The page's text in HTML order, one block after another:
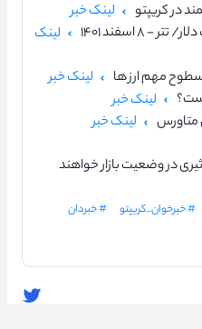
در کریپتو
لینک خبر
۸ اسفند ۱۴۰۱
لینک
مهم ارز ها
لینک خبر
لینک خبر
متاورس
لینک خبر
در وضعیت بازار خواهند
# خبرخوان_کریپتو # خبردان